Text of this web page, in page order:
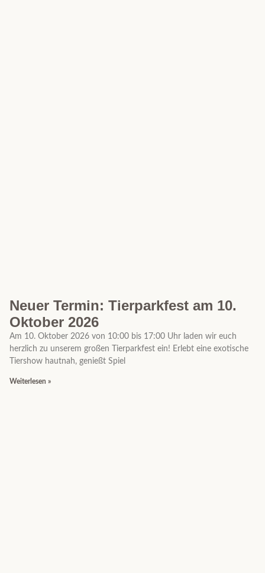
Neuer Termin: Tierparkfest am 10.
Oktober 2026
Am 10. Oktober 2026 von 10:00 bis 17:00 Uhr laden wir euch
herzlich zu unserem großen Tierparkfest ein! Erlebt eine exotische
Tiershow hautnah, genießt Spiel
Weiterlesen »